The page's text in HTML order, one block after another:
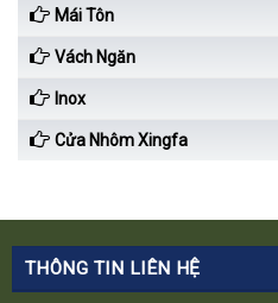
Mái Tôn
Vách Ngăn
Inox
Cửa Nhôm Xingfa
THÔNG TIN LIÊN HỆ